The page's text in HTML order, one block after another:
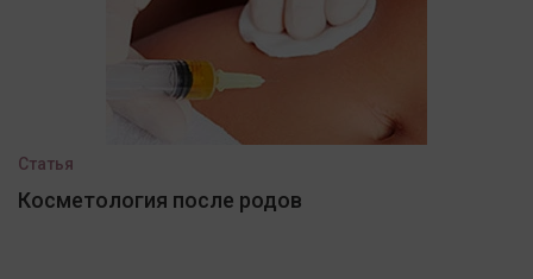
Статья
Косметология после родов